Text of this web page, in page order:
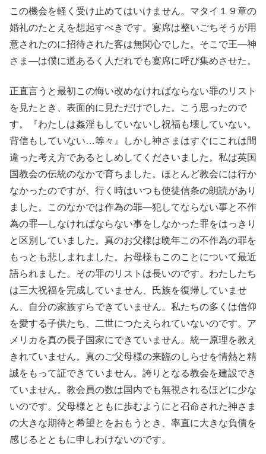
この機会を軽く受け止めてはいけません。マタイ１９章の
婚礼のたとえを想起すべきです。宴席は整いごちそうが用
意されたのに招待された客は無関心でした。そこで王―神
さま―は僕に道あるく人だれでも宴席に呼び集めさせた。
正直言うと最初この悔い改めなければならない罪のリスト
を見たとき、表面的に見ただけでした。こう思ったので
す。『わたしは姦淫もしていないし祝福も壊していない。
背信もしていない…等々』しかし神さまはすぐにこれは間
違った考え方であるとしめしてくださいました。私は英国
国教会の伝統のなかで育ちました。ほとんど教会には行か
なかったのですが、行く時はいつも使徒信条の朗読があり
ました。このなかでは作為の罪―犯してならない事と不作
為の罪―しなければならない事をしなかった罪をはっきり
と区別していました。真のお父様は晩年この不作為の罪を
もっとも悲しまれました。お母様もこのことについて最近
語られました。その罪のリストは長いのです。わたしたち
は三大祝福を完成していません、氏族を復帰していませ
ん、自分の家族すらできていません。私たちの多くは信仰
を愛する子供たち、二世につたえられていないのです。ア
メリカを真の長子国家にできていません。統一原理を教え
きれていません。真のご父母様の来臨のしらせを情熱と精
誠をもって証できていません。誇りとなる教会を建設でき
ていません。教会員の数は国内でも無視されるほどに少な
いのです。父母様とともに歩むようにと召命された神さま
の大きな期待と希望とをおもうとき、率直に大きな負債を
感じるとともに申しわけないのです。